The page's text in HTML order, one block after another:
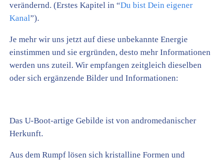
verändernd. (Erstes Kapitel in “Du bist Dein eigener
Kanal”).
Je mehr wir uns jetzt auf diese unbekannte Energie
einstimmen und sie ergründen, desto mehr Informationen
werden uns zuteil. Wir empfangen zeitgleich dieselben
oder sich ergänzende Bilder und Informationen:
Das U-Boot-artige Gebilde ist von andromedanischer
Herkunft.
Aus dem Rumpf lösen sich kristalline Formen und